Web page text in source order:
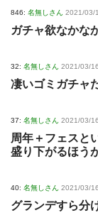
846: 名無しさん 2021/03/
ガチャ欲なかな
32: 名無しさん 2021/03/
凄いゴミガチャ
37: 名無しさん 2021/03/
周年＋フェスと
盛り下がるほう
40: 名無しさん 2021/03/
グランデすら分